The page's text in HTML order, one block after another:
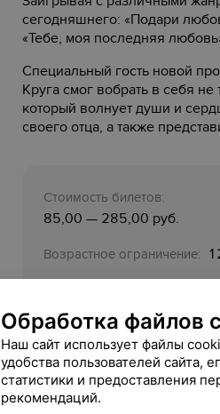
сегодняшнего: «Подари
«Тебе, моя последняя
Специальный гость новой
Круга смог вобрать в себя
который волнует души и
своего отца, а также
Стоимость билетов:
85,00 — 285,00 руб.
Возрастное ограничение:
ГУ «Республиканский
Республики Беларусь
Отзывы
Обработка файлов
Наш сайт использует файлы
удобства пользователей сайта,
статистики и предоставления
рекомендаций.